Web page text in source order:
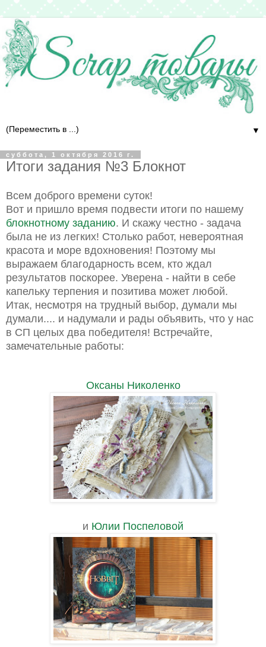
▼
суббота, 1 октября 2016 г.
Итоги задания №3 Блокнот
Всем доброго времени суток!
Вот и пришло время подвести итоги по нашему
блокнотному заданию. И скажу честно - задача
была не из легких! Столько работ, невероятная
красота и море вдохновения! Поэтому мы
выражаем благодарность всем, кто ждал
результатов поскорее. Уверена - найти в себе
капельку терпения и позитива может любой.
Итак, несмотря на трудный выбор, думали мы
думали.... и надумали и рады объявить, что у нас
в СП целых два победителя! Встречайте,
замечательные работы:
Оксаны Николенко
и Юлии Поспеловой